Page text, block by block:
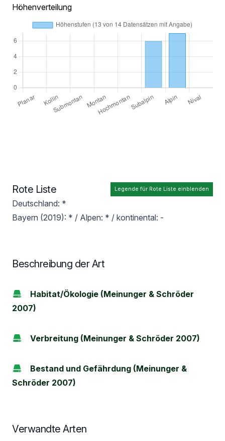
Höhenverteilung
Legende für Rote Liste einblenden
Rote Liste
Deutschland: *
Bayern (2019): * / Alpen: * / kontinental: -
Beschreibung der Art
Habitat/Ökologie (Meinunger & Schröder
2007)
Verbreitung (Meinunger & Schröder 2007)
Bestand und Gefährdung (Meinunger &
Schröder 2007)
Verwandte Arten